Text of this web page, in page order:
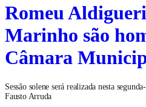
Romeu
Marinho são
Câmara
Sessão solene será realizada nesta
Fausto Arruda